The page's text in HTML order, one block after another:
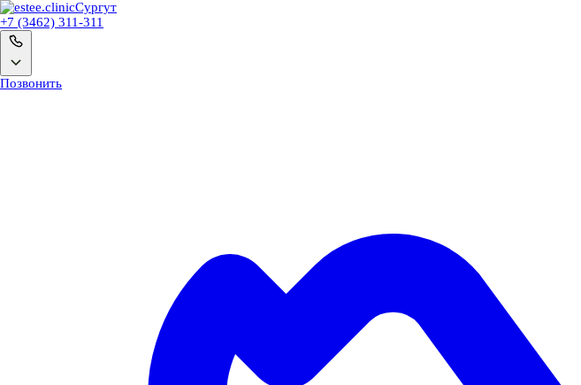
Сургут
+7 (3462) 311-311
Позвонить